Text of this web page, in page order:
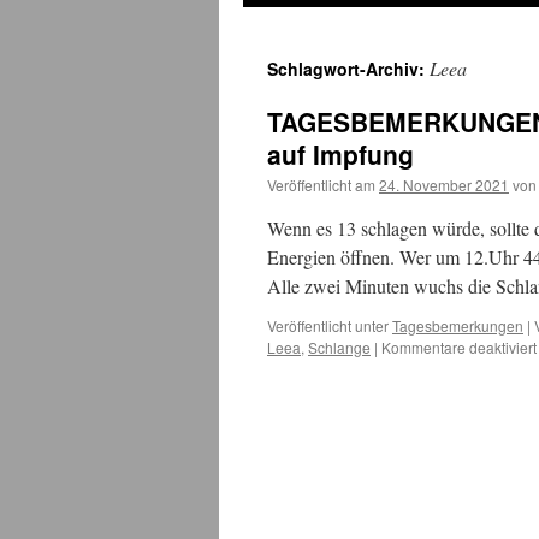
Schlagwort-Archiv: Leea
auf Impfung
Veröffentlicht am 24. November 2021 von
Wenn es 13 schlagen würde,
Energien öffnen. Wer um 12.Uhr
Alle zwei Minuten wuchs die
Veröffentlicht unterTagesbemerkungen |
Leea, Schlange | Kommentare deaktiviert